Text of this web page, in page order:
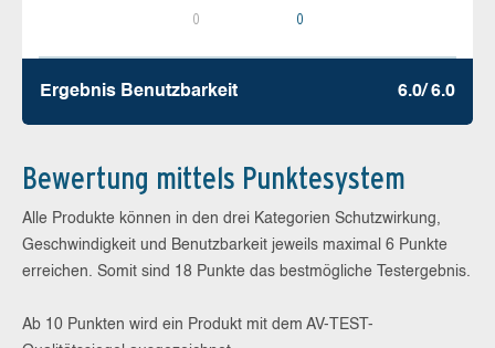
0 0
Ergebnis Benutz­barkeit 6.0/ 6.0
Bewertung mittels Punktesystem
Alle Produkte können in den drei Kategorien Schutzwirkung,
Geschwindigkeit und Benutzbarkeit jeweils maximal 6 Punkte
erreichen. Somit sind 18 Punkte das bestmögliche Testergebnis.
Ab 10 Punkten wird ein Produkt mit dem AV-TEST-